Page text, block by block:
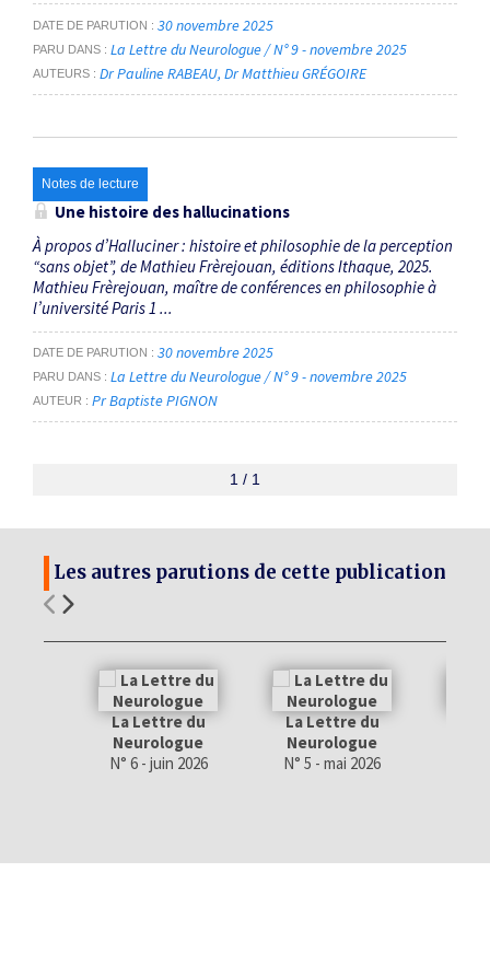
DATE DE PARUTION 30 novembre 2025
PARU DANS La Lettre du Neurologue / N° 9 - novembre 2025
AUTEURS Dr Pauline RABEAU Dr Matthieu GRÉGOIRE
Notes de lecture
Une histoire des hallucinations
À propos d’Halluciner : histoire et philosophie de la perception
“sans objet”, de Mathieu Frèrejouan, éditions Ithaque, 2025.
Mathieu Frèrejouan, maître de conférences en philosophie à
l’université Paris 1 ...
DATE DE PARUTION 30 novembre 2025
PARU DANS La Lettre du Neurologue / N° 9 - novembre 2025
AUTEUR Pr Baptiste PIGNON
1 / 1
Les autres parutions de cette publication
La Lettre du
Neurologue
N° 6 - juin 2026
La Lettre du
Neurologue
N° 5 - mai 2026